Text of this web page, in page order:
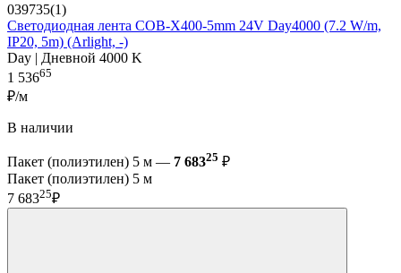
039735(1)
Светодиодная лента COB-X400-5mm 24V Day4000 (7.2 W/m,
IP20, 5m) (Arlight, -)
Day | Дневной 4000 K
1 53665
₽/м
В наличии
Пакет (полиэтилен) 5 м — 7 68325 ₽
Пакет (полиэтилен) 5 м
7 68325₽